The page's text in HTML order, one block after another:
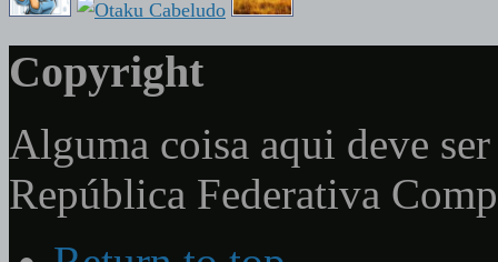
Copyright
Alguma coisa aqui deve
República Federativa